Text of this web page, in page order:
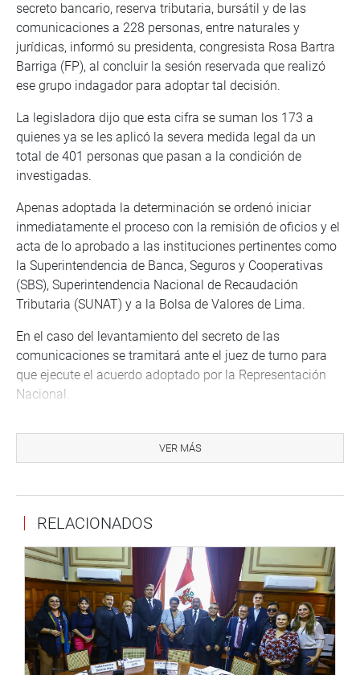
secreto bancario, reserva tributaria, bursátil y de las
comunicaciones a 228 personas, entre naturales y
jurídicas, informó su presidenta, congresista Rosa Bartra
Barriga (FP), al concluir la sesión reservada que realizó
ese grupo indagador para adoptar tal decisión.
La legisladora dijo que esta cifra se suman los 173 a
quienes ya se les aplicó la severa medida legal da un
total de 401 personas que pasan a la condición de
investigadas.
Apenas adoptada la determinación se ordenó iniciar
inmediatamente el proceso con la remisión de oficios y el
acta de lo aprobado a las instituciones pertinentes como
la Superintendencia de Banca, Seguros y Cooperativas
(SBS), Superintendencia Nacional de Recaudación
Tributaria (SUNAT) y a la Bolsa de Valores de Lima.
En el caso del levantamiento del secreto de las
comunicaciones se tramitará ante el juez de turno para
que ejecute el acuerdo adoptado por la Representación
Nacional.
calidad de investigado, la presidente de la comisión dijo
que no podía citar nombres porque es un acuerdo que
“El resultado de las investigaciones se hará público en el
informe final que emitirá la comisión, mientras tanto todo
se mantendrá en reserva”, remarcó la presidenta de la
Comisión Lava Jato.
Bartra también informó que la comisión tiene una agenda
bien apretada y está aligerando el paso porque se está
aproximando el plazo de vigencia de la comisión el 4 de
julio. “Todo el actuar de los miembros de la Comisión ha
VER MÁS
RELACIONADOS